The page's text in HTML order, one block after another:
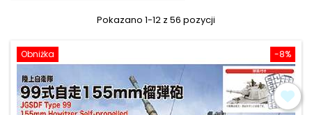
Pokazano 1-12 z 56 pozycji
-8%
Obniżka